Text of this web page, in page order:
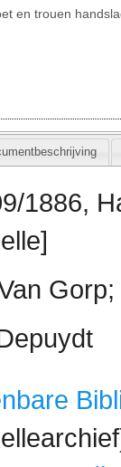
en trouen
1886,